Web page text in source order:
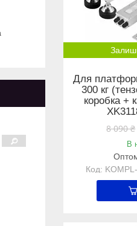
Для
300 кг
коробка +
8 090 ₴
В